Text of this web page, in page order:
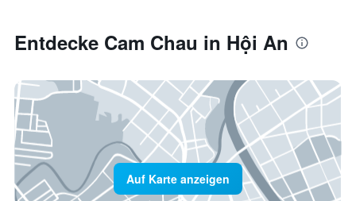
Entdecke Cam Chau in Hội An
Auf Karte anzeigen